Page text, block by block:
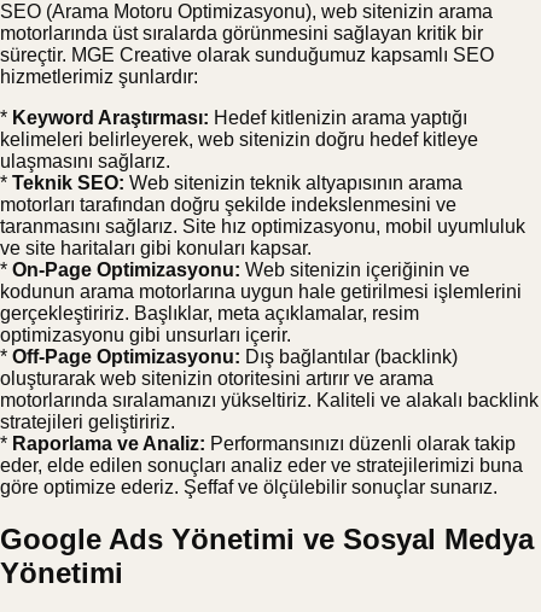
SEO (Arama Motoru Optimizasyonu), web sitenizin arama
motorlarında üst sıralarda görünmesini sağlayan kritik bir
süreçtir. MGE Creative olarak sunduğumuz kapsamlı SEO
hizmetlerimiz şunlardır:
* Keyword Araştırması: Hedef kitlenizin arama yaptığı
kelimeleri belirleyerek, web sitenizin doğru hedef kitleye
ulaşmasını sağlarız.
* Teknik SEO: Web sitenizin teknik altyapısının arama
motorları tarafından doğru şekilde indekslenmesini ve
taranmasını sağlarız. Site hız optimizasyonu, mobil uyumluluk
ve site haritaları gibi konuları kapsar.
* On-Page Optimizasyonu: Web sitenizin içeriğinin ve
kodunun arama motorlarına uygun hale getirilmesi işlemlerini
gerçekleştiririz. Başlıklar, meta açıklamalar, resim
optimizasyonu gibi unsurları içerir.
* Off-Page Optimizasyonu: Dış bağlantılar (backlink)
oluşturarak web sitenizin otoritesini artırır ve arama
motorlarında sıralamanızı yükseltiriz. Kaliteli ve alakalı backlink
stratejileri geliştiririz.
* Raporlama ve Analiz: Performansınızı düzenli olarak takip
eder, elde edilen sonuçları analiz eder ve stratejilerimizi buna
göre optimize ederiz. Şeffaf ve ölçülebilir sonuçlar sunarız.
Google Ads Yönetimi ve Sosyal Medya
Yönetimi